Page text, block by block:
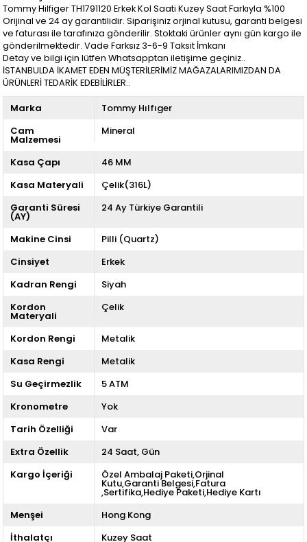
Tommy Hilfiger TH1791120 Erkek Kol Saati Kuzey Saat Farkıyla %100
Orijinal ve 24 ay garantilidir. Siparişiniz orjinal kutusu, garanti belgesi
ve faturası ile tarafınıza gönderilir. Stoktaki ürünler aynı gün kargo ile
gönderilmektedir. Vade Farksız 3-6-9 Taksit İmkanı
Detay ve bilgi için lütfen Whatsapptan iletişime geçiniz..
İSTANBULDA İKAMET EDEN MÜŞTERİLERİMİZ MAĞAZALARIMIZDAN DA
ÜRÜNLERİ TEDARİK EDEBİLİRLER..
Marka
Tommy Hılfıger
Cam
Malzemesi
Mineral
Kasa Çapı
46 MM
Kasa Materyali
Çelik(316L)
Garanti Süresi
(AY)
24 Ay Türkiye Garantili
Makine Cinsi
Pilli (Quartz)
Cinsiyet
Erkek
Kadran Rengi
Siyah
Kordon
Materyali
Çelik
Kordon Rengi
Metalik
Kasa Rengi
Metalik
Su Geçirmezlik
5 ATM
Kronometre
Yok
Tarih Özelliği
Var
Extra Özellik
24 Saat Gün
Kargo İçeriği
Özel Ambalaj Paketi,Orjinal
Kutu,Garanti Belgesi,Fatura
,Sertifika,Hediye Paketi,Hediye Kartı
Menşei
Hong Kong
İthalatçı
Kuzey Saat